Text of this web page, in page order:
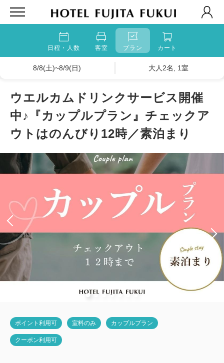
日程・人数 客室 プラン カート
8/8(土)~8/9(日) 大人2名, 1室
ウエルカムドリンクサービス開催
中♪『カップルプラン』チェックア
ウトはのんびり12時／素泊まり
ポイント利用可 室料のみ カップルプラン
クーポン利用可